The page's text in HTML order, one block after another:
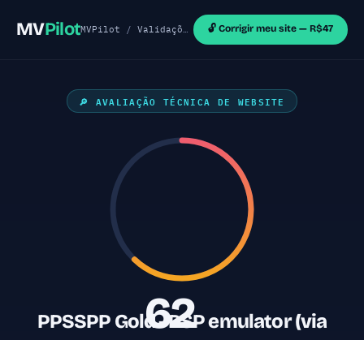
MVPilotMVPilot /Validações de MVP /Sites Outras
🔓 Corrigir meu site — R$47
🔎 AVALIAÇÃO TÉCNICA DE WEBSITE
62
PPSSPP Gold - PSP emulator (via